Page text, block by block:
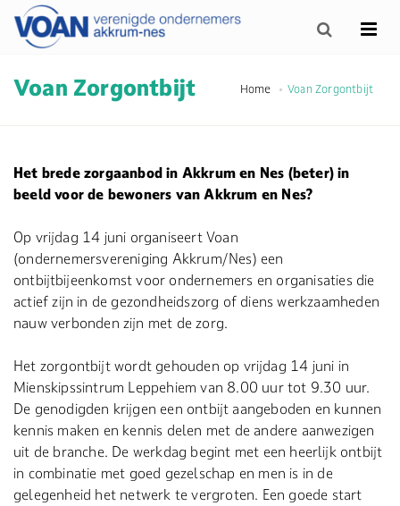
Home Voan Zorgontbijt
Voan Zorgontbijt
Het brede zorgaanbod in Akkrum en Nes (beter) in
beeld voor de bewoners van Akkrum en Nes?
Op vrijdag 14 juni organiseert Voan
(ondernemersvereniging Akkrum/Nes) een
ontbijtbijeenkomst voor ondernemers en organisaties die
actief zijn in de gezondheidszorg of diens werkzaamheden
nauw verbonden zijn met de zorg.
Het zorgontbijt wordt gehouden op vrijdag 14 juni in
Mienskipssintrum Leppehiem van 8.00 uur tot 9.30 uur.
De genodigden krijgen een ontbijt aangeboden en kunnen
kennis maken en kennis delen met de andere aanwezigen
uit de branche. De werkdag begint met een heerlijk ontbijt
in combinatie met goed gezelschap en men is in de
gelegenheid het netwerk te vergroten. Een goede start